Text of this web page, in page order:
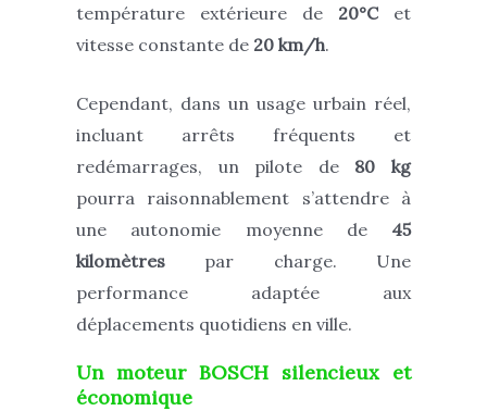
température extérieure de 20°C et
vitesse constante de 20 km/h.
Cependant, dans un usage urbain réel,
incluant arrêts fréquents et
redémarrages, un pilote de 80 kg
pourra raisonnablement s’attendre à
une autonomie moyenne de 45
kilomètres par charge. Une
performance adaptée aux
déplacements quotidiens en ville.
Un moteur BOSCH silencieux et
économique